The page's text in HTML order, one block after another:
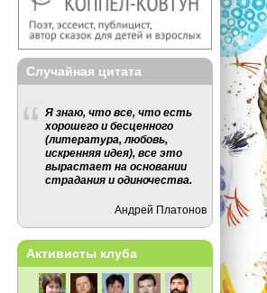
Случайная цитата
Я знаю, что все, что есть
хорошего и бесценного
(литература, любовь,
искренняя идея), все это
вырастает на основании
страдания и одиночества.
Андрей Платонов
Активисты клуба